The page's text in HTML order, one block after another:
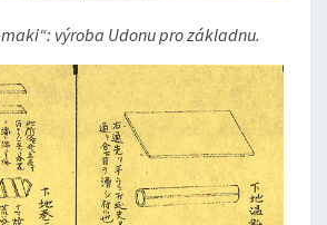
výroba Udonu pro základnu.